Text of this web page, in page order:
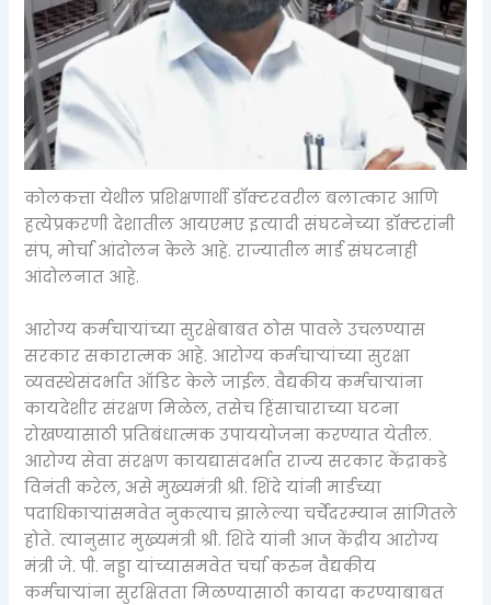
कोलकत्ता येथील प्रशिक्षणार्थी डॉक्टरवरील बलात्कार आणि
हत्येप्रकरणी देशातील आयएमए इत्यादी संघटनेच्या डॉक्टरांनी
संप, मोर्चा आंदोलन केले आहे. राज्यातील मार्ड संघटनाही
आंदोलनात आहे.
आरोग्य कर्मचाऱ्यांच्या सुरक्षेबाबत ठोस पावले उचलण्यास
सरकार सकारात्मक आहे. आरोग्य कर्मचाऱ्यांच्या सुरक्षा
व्यवस्थेसंदर्भात ऑडिट केले जाईल. वैद्यकीय कर्मचाऱ्यांना
कायदेशीर संरक्षण मिळेल, तसेच हिंसाचाराच्या घटना
रोखण्यासाठी प्रतिबंधात्मक उपाययोजना करण्यात येतील.
आरोग्य सेवा संरक्षण कायद्यासंदर्भात राज्य सरकार केंद्राकडे
विनंती करेल, असे मुख्यमंत्री श्री. शिंदे यांनी मार्डच्या
पदाधिकाऱ्यांसमवेत नुकत्याच झालेल्या चर्चेदरम्यान सांगितले
होते. त्यानुसार मुख्यमंत्री श्री. शिंदे यांनी आज केंद्रीय आरोग्य
मंत्री जे. पी. नड्डा यांच्यासमवेत चर्चा करुन वैद्यकीय
कर्मचाऱ्यांना सुरक्षितता मिळण्यासाठी कायदा करण्याबाबत